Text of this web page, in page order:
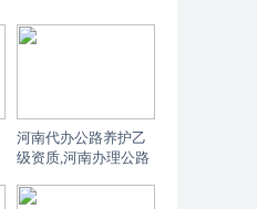
河南代办公路养护乙
级资质,河南办理公路
产有什么要求？